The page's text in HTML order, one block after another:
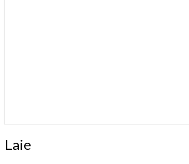
Laie
Laie